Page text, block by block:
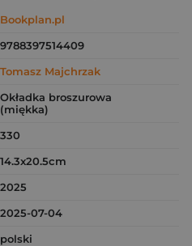
Bookplan.pl
9788397514409
Tomasz Majchrzak
Okładka broszurowa
(miękka)
330
14.3x20.5cm
2025
2025-07-04
polski